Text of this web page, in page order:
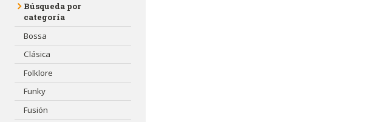
Búsqueda por
categoría
Bossa
Clásica
Folklore
Funky
Fusión